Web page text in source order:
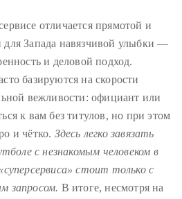
отличается прямотой и
для Запада навязчивой улыбки —
и деловой подход.
базируются на скорости
вежливости: официант или
к вам без титулов, но при этом
и чётко. Здесь легко завязать
с незнакомым человеком в
стоит только с
запросом. В итоге, несмотря на